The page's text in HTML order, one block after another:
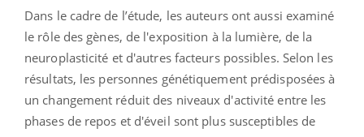
Dans le cadre de l’étude, les auteurs ont aussi examiné
le rôle des gènes, de l'exposition à la lumière, de la
neuroplasticité et d'autres facteurs possibles. Selon les
résultats, les personnes génétiquement prédisposées à
un changement réduit des niveaux d'activité entre les
phases de repos et d'éveil sont plus susceptibles de